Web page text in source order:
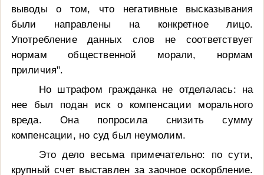
выводы о том, что негативные высказывания
были направлены на конкретное лицо.
Употребление данных слов не соответствует
нормам общественной морали, нормам
приличия".
Но штрафом гражданка не отделалась: на
нее был подан иск о компенсации морального
вреда. Она попросила снизить сумму
компенсации, но суд был неумолим.
Это дело весьма примечательно: по сути,
крупный счет выставлен за заочное оскорбление.